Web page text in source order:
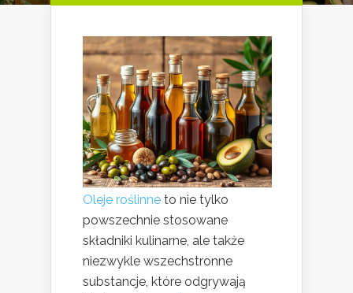
Oleje roślinne to nie tylko
powszechnie stosowane
składniki kulinarne, ale także
niezwykle wszechstronne
substancje, które odgrywają